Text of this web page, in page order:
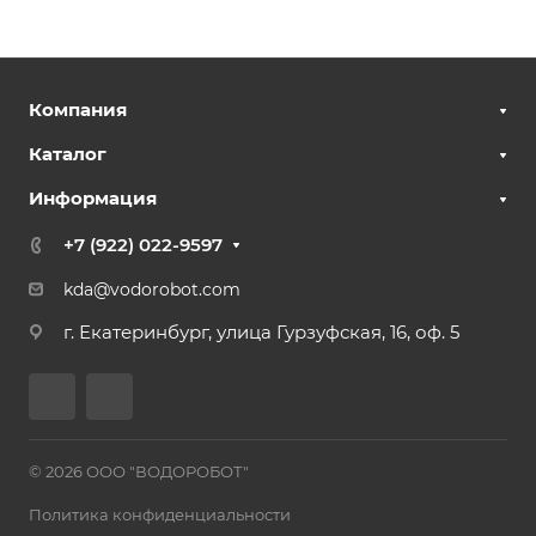
Компания
Каталог
Информация
+7 (922) 022-9597
kda@vodorobot.com
г. Екатеринбург, улица Гурзуфская, 16, оф. 5
© 2026 ООО "ВОДОРОБОТ"
Политика конфиденциальности